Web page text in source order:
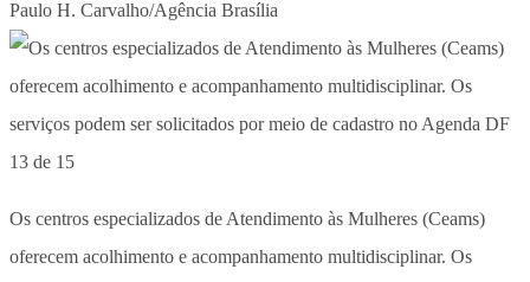
Paulo H. Carvalho/Agência Brasília
13 de 15
Os centros especializados de Atendimento às Mulheres (Ceams)
oferecem acolhimento e acompanhamento multidisciplinar. Os